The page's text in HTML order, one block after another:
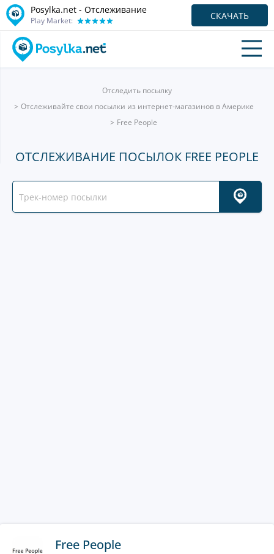
Posylka.net - Отслеживание
Play Market: СКАЧАТЬ
Отследить посылку
Отслеживайте свои посылки из интернет-магазинов в Америке
Free People
ОТСЛЕЖИВАНИЕ ПОСЫЛОК FREE PEOPLE
Free People